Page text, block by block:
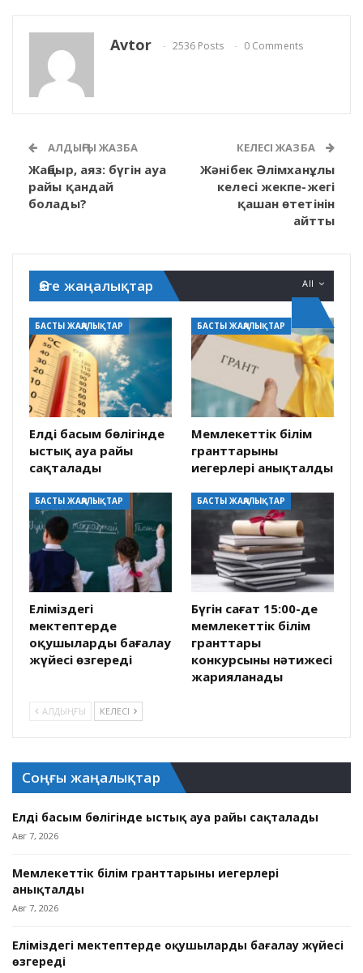
Avtor 2536 Posts 0 Comments
АЛДЫҢҒЫ ЖАЗБА
Жаңбыр, аяз: бүгін ауа
райы қандай
болады?
КЕЛЕСІ ЖАЗБА
Жәнібек Әлімханұлы
келесі жекпе-жегі
қашан өтетінін
айтты
All
Өзге жаңалықтар
БАСТЫ ЖАҢАЛЫҚТАР
Елдің басым бөлігінде
ыстық ауа райы
сақталады
БАСТЫ ЖАҢАЛЫҚТАР
Мемлекеттік білім
гранттарының
иегерлері анықталды
БАСТЫ ЖАҢАЛЫҚТАР
Еліміздегі
мектептерде
оқушыларды бағалау
жүйесі өзгереді
БАСТЫ ЖАҢАЛЫҚТАР
Бүгін сағат 15:00-де
мемлекеттік білім
гранттары
конкурсының нәтижесі
жарияланады
АЛДЫҢҒЫ КЕЛЕСІ
Соңғы жаңалықтар
Елдің басым бөлігінде ыстық ауа райы сақталады
Авг 7, 2026
Мемлекеттік білім гранттарының иегерлері
анықталды
Авг 7, 2026
Еліміздегі мектептерде оқушыларды бағалау жүйесі
өзгереді